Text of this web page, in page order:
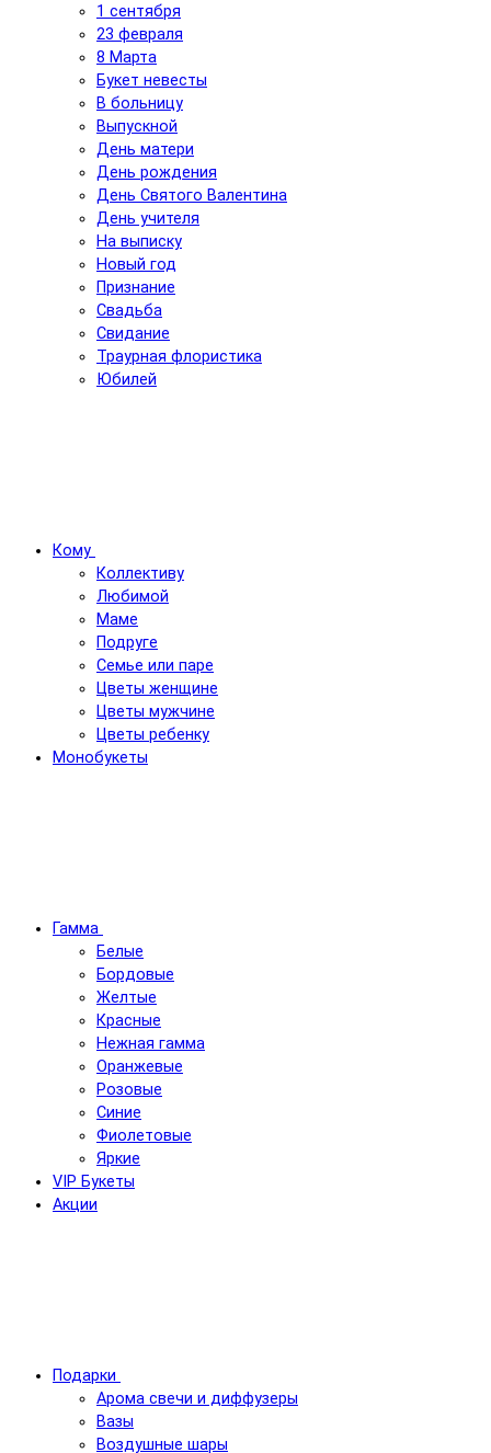
1 сентября
23 февраля
8 Марта
Букет невесты
В больницу
Выпускной
День матери
День рождения
День Святого Валентина
День учителя
На выписку
Новый год
Признание
Свадьба
Свидание
Траурная флористика
Юбилей
Кому
Коллективу
Любимой
Маме
Подруге
Семье или паре
Цветы женщине
Цветы мужчине
Цветы ребенку
Монобукеты
Гамма
Белые
Бордовые
Желтые
Красные
Нежная гамма
Оранжевые
Розовые
Синие
Фиолетовые
Яркие
VIP Букеты
Акции
Подарки
Арома свечи и диффузеры
Вазы
Воздушные шары